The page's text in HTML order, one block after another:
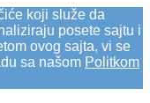
koji služe da
posete sajtu i
ovog sajta, vi se
sa našom Politkom